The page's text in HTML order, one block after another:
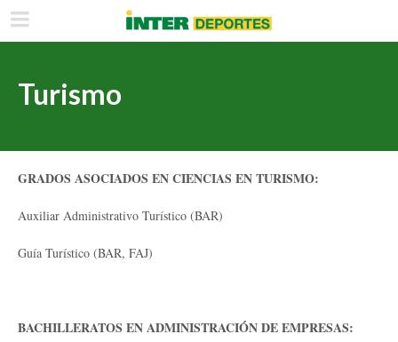
Turismo
GRADOS ASOCIADOS EN CIENCIAS EN TURISMO:
Auxiliar Administrativo Turístico (BAR)
Guía Turístico (BAR, FAJ)
BACHILLERATOS EN ADMINISTRACIÓN DE EMPRESAS: